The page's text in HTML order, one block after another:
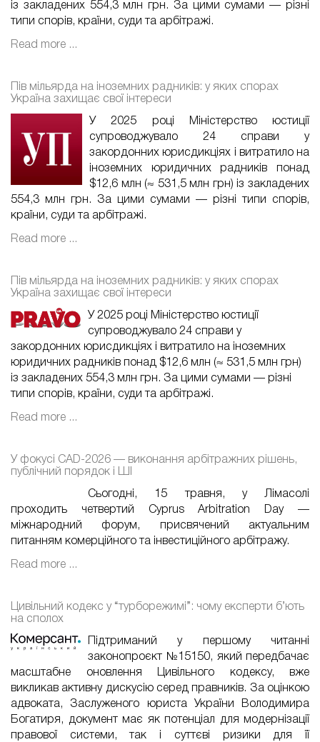
із закладених 554,3 млн грн. За цими сумами — різні
типи спорів, країни, суди та арбітражі.
Read more ...
Пів мільярда на іноземних радників: у яких спорах
Україна захищає свої інтереси
У 2025 році Міністерство юстиції
супроводжувало 24 справи у
закордонних юрисдикціях і витратило на
іноземних юридичних радників понад
$12,6 млн (≈ 531,5 млн грн) із закладених
554,3 млн грн. За цими сумами — різні типи спорів,
країни, суди та арбітражі.
Read more ...
Пів мільярда на іноземних радників: у яких спорах
Україна захищає свої інтереси
У 2025 році Міністерство юстиції
супроводжувало 24 справи у
закордонних юрисдикціях і витратило на іноземних
юридичних радників понад $12,6 млн (≈ 531,5 млн грн)
із закладених 554,3 млн грн. За цими сумами — різні
типи спорів, країни, суди та арбітражі.
Read more ...
У фокусі CAD-2026 — виконання арбітражних рішень,
публічний порядок і ШІ
Сьогодні, 15 травня, у Лімасолі
проходить четвертий Cyprus Arbitration Day —
міжнародний форум, присвячений актуальним
питанням комерційного та інвестиційного арбітражу.
Read more ...
Цивільний кодекс у “турборежимі”: чому експерти б’ють
на сполох
Підтриманий у першому читанні
законопроєкт №15150, який передбачає
масштабне оновлення Цивільного кодексу, вже
викликав активну дискусію серед правників. За оцінкою
адвоката, Заслуженого юриста України Володимира
Богатиря, документ має як потенціал для модернізації
правової системи, так і суттєві ризики для її